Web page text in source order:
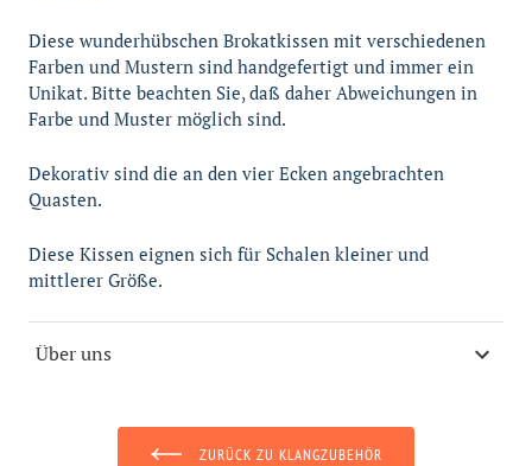
Diese wunderhübschen Brokatkissen mit verschiedenen
Farben und Mustern sind handgefertigt und immer ein
Unikat. Bitte beachten Sie, daß daher Abweichungen in
Farbe und Muster möglich sind.
Dekorativ sind die an den vier Ecken angebrachten
Quasten.
Diese Kissen eignen sich für Schalen kleiner und
mittlerer Größe.
Über uns
ZURÜCK ZU KLANGZUBEHÖR